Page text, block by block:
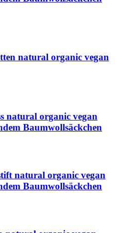
natural organic vegan
natural organic vegan
Baumwollsäckchen
natural organic vegan
Baumwollsäckchen